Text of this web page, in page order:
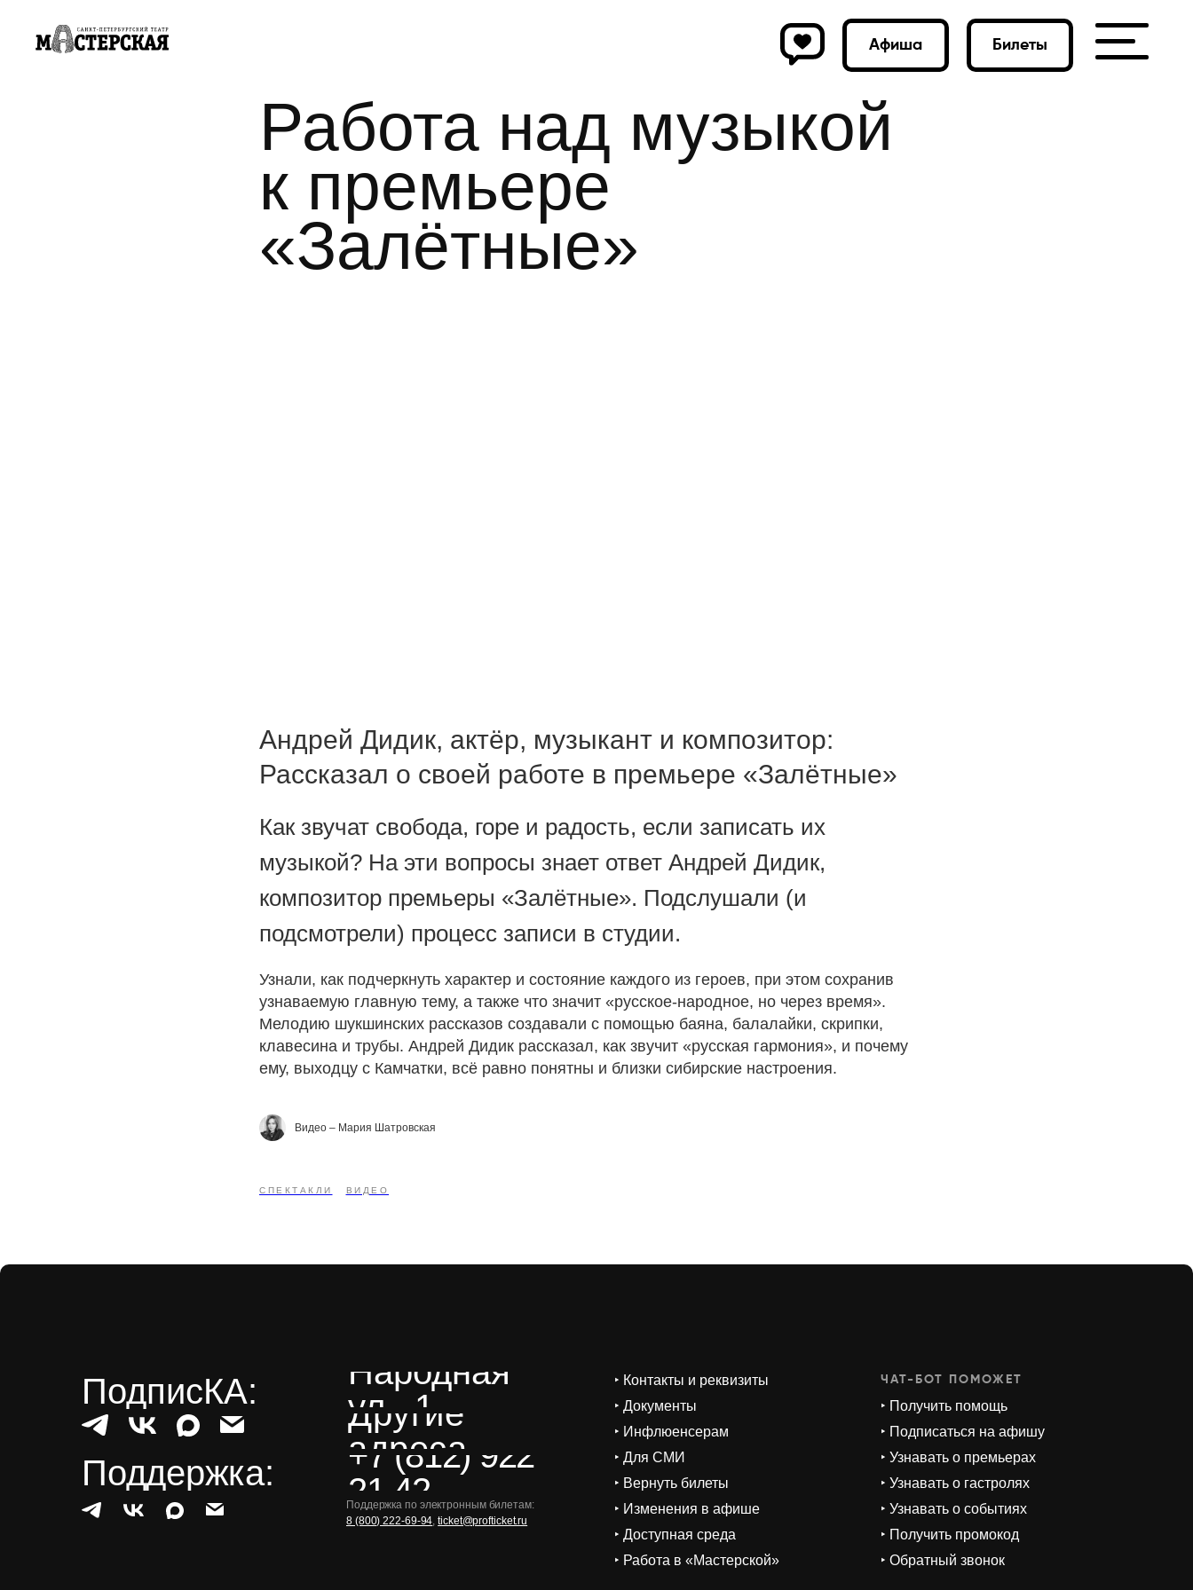
Билеты
Афиша
Работа над музыкой
к премьере
«Залётные»
Андрей Дидик, актёр, музыкант и композитор:
Рассказал о своей работе в премьере «Залётные»
Как звучат свобода, горе и радость, если записать их
музыкой? На эти вопросы знает ответ Андрей Дидик,
композитор премьеры «Залётные». Подслушали (и
подсмотрели) процесс записи в студии.
Узнали, как подчеркнуть характер и состояние каждого из героев, при этом сохранив
узнаваемую главную тему, а также что значит «русское-народное, но через время».
Мелодию шукшинских рассказов создавали с помощью баяна, балалайки, скрипки,
клавесина и трубы. Андрей Дидик рассказал, как звучит «русская гармония», и почему
ему, выходцу с Камчатки, всё равно понятны и близки сибирские настроения.
Видео – Мария Шатровская
СПЕКТАКЛИ ВИДЕО
‣ Изменения в афише
‣ Работа в «Мастерской»
‣ Доступная среда
‣ Вернуть билеты
‣ Для СМИ
‣ Инфлюенсерам
‣ Документы
‣ Контакты и реквизиты
‣ Обратный звонок
‣ Получить промокод
‣ Узнавать о событиях
‣ Узнавать о гастролях
‣ Узнавать о премьерах
‣ Подписаться на афишу
‣ Получить помощь
ЧАТ-БОТ ПОМОЖЕТ
Поддержка по электронным билетам:
8 (800) 222-69-94 ,ticket@profticket.ru
+7 (812) 922
21 42
Другие
адреса
Народная
ул., 1
ПодписКА:
Поддержка: